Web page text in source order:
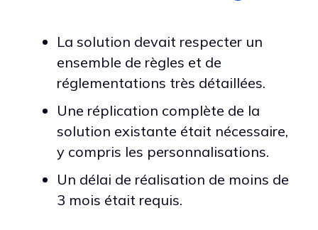
La solution devait respecter un
ensemble de règles et de
réglementations très détaillées.
Une réplication complète de la
solution existante était nécessaire,
y compris les personnalisations.
Un délai de réalisation de moins de
3 mois était requis.